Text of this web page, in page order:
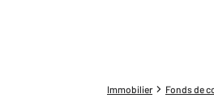
Immobilier Fonds de